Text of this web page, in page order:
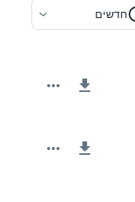
חדשים